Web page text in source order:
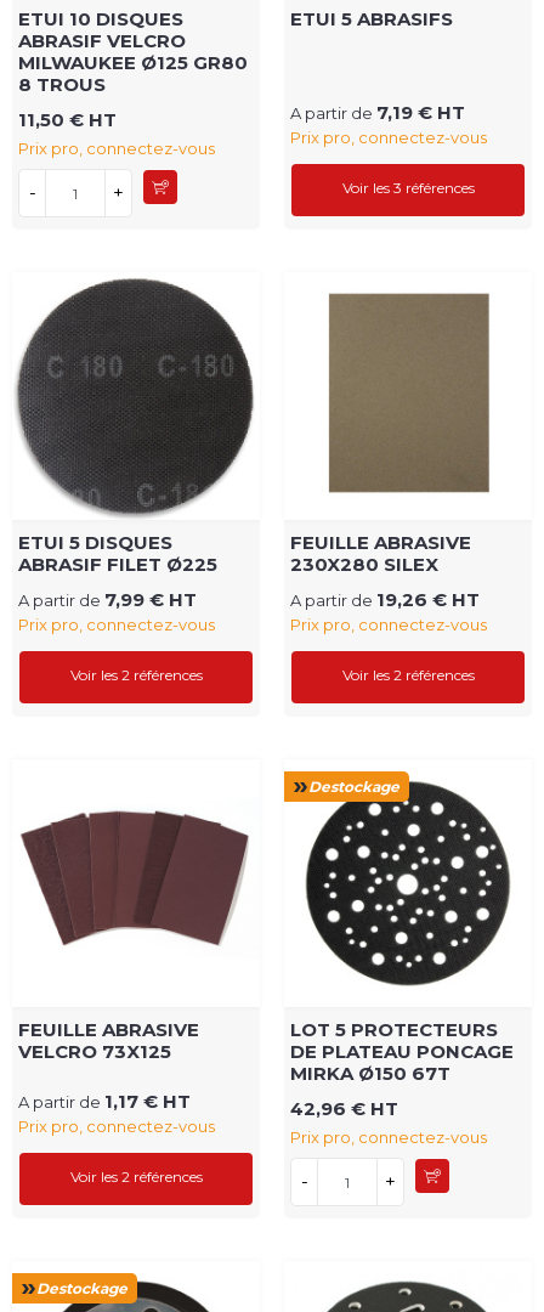
ETUI 10 DISQUES
ABRASIF VELCRO
MILWAUKEE Ø125 GR80
8 TROUS
11,50 € HT
Prix pro, connectez-vous
- +
ETUI 5 ABRASIFS
A partir de 7,19 € HT
Prix pro, connectez-vous
Voir les 3 références
ETUI 5 DISQUES
ABRASIF FILET Ø225
A partir de 7,99 € HT
Prix pro, connectez-vous
Voir les 2 références
FEUILLE ABRASIVE
230X280 SILEX
A partir de 19,26 € HT
Prix pro, connectez-vous
Voir les 2 références
FEUILLE ABRASIVE
VELCRO 73X125
A partir de 1,17 € HT
Prix pro, connectez-vous
Voir les 2 références
Destockage
LOT 5 PROTECTEURS
DE PLATEAU PONCAGE
MIRKA Ø150 67T
42,96 € HT
Prix pro, connectez-vous
- +
Destockage